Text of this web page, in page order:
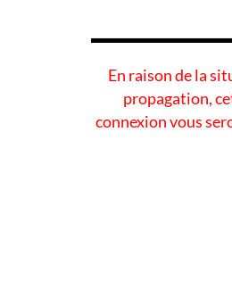
En raison de la
propagation,
connexion vous